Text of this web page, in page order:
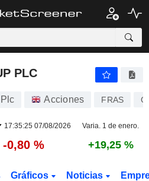
PLC
Acciones FRAS
17:35:25 07/08/2026 Varia. 1 de enero.
-0,80 % +19,25 %
Gráficos Noticias